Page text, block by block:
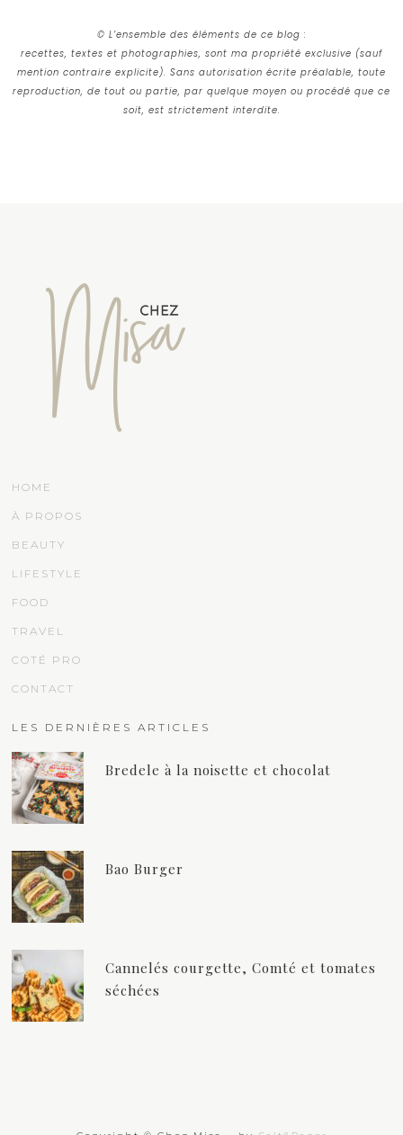
© L’ensemble des éléments de ce blog :
recettes, textes et photographies, sont ma propriété exclusive (sauf
mention contraire explicite). Sans autorisation écrite préalable, toute
reproduction, de tout ou partie, par quelque moyen ou procédé que ce
soit, est strictement interdite.
HOME
À PROPOS
BEAUTY
LIFESTYLE
FOOD
TRAVEL
COTÉ PRO
CONTACT
LES DERNIÈRES ARTICLES
Bredele à la noisette et chocolat
Bao Burger
Cannelés courgette, Comté et tomates
séchées